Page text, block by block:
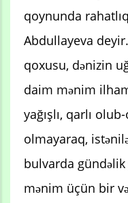
qoynunda
Abdullayeva
qoxusu, dənizin
daim mənim
yağışlı, qarlı
olmayaraq,
bulvarda gündəlik
mənim üçün bir